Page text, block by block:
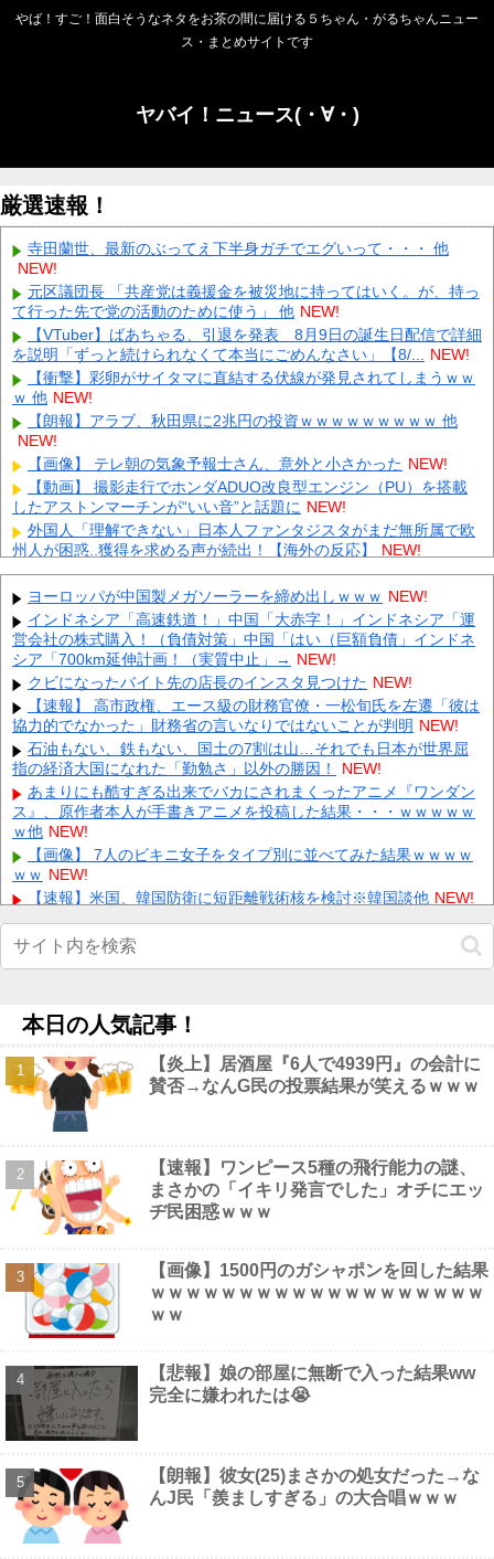
やば！すご！面白そうなネタをお茶の間に届ける５ちゃん・がるちゃんニュー
ス・まとめサイトです
ヤバイ！ニュース(・∀・)
厳選速報！
寺田蘭世、最新のぶってえ下半身ガチでエグいって・・・ 他
NEW!
元区議団長 「共産党は義援金を被災地に持ってはいく。が、持っ
て行った先で党の活動のために使う」 他 NEW!
【VTuber】ばあちゃる、引退を発表 8月9日の誕生日配信で詳細
を説明「ずっと続けられなくて本当にごめんなさい」【8/... NEW!
【衝撃】彩卵がサイタマに直結する伏線が発見されてしまうｗｗ
ｗ 他 NEW!
【朗報】アラブ、秋田県に2兆円の投資ｗｗｗｗｗｗｗｗｗ 他
NEW!
【画像】 テレ朝の気象予報士さん、意外と小さかった NEW!
【動画】 撮影走行でホンダADUO改良型エンジン（PU）を搭載
したアストンマーチンが“いい音”と話題に NEW!
外国人「理解できない」日本人ファンタジスタがまだ無所属で欧
州人が困惑..獲得を求める声が続出！【海外の反応】
NEW!
【にじさんじ】 ルイス「ドパガキの時代は終わり！セロトニン優
位のセロガキなるわよ！ンンンきんもちいい〜〜！！ドパドパド
パ... NEW!
【ホロライブ】 ねねち概要欄、小学生並みの感想で草
NEW!
【放送事故】 昔のドラマのレ◯プシーン、今見るとアウトすぎ
る・・・ NEW!
エネ夫に離婚を突きつけたら私の職場(法律事務所)に乗り込んで
きた 堂々と「離婚の法律相談です。母の薦めでこちらに参りま
し... NEW!
年収1500万の父が退職。父「退職金も渡したよな？」母「貯金な
んてないよー」父「全部なくなったの！？」→予想外の返事に
家... NEW!
嫁と子作り中なんだけどこうなるｗｗｗ
【速報】 『有吉の夏休み』、とんでもない発表をしてしま
う！！！！！
Powered by livedoor 相互RSS
ヨーロッパが中国製メガソーラーを締め出しｗｗｗ NEW!
インドネシア「高速鉄道！」中国「大赤字！」インドネシア「運
営会社の株式購入！（負債対策」中国「はい（巨額負債」インドネ
シア「700km延伸計画！（実質中止」→ NEW!
クビになったバイト先の店長のインスタ見つけた NEW!
【速報】 高市政権、エース級の財務官僚・一松旬氏を左遷「彼は
協力的でなかった」財務省の言いなりではないことが判明 NEW!
石油もない、鉄もない、国土の7割は山…それでも日本が世界屈
指の経済大国になれた「勤勉さ」以外の勝因！
NEW!
あまりにも酷すぎる出来でバカにされまくったアニメ『ワンダン
ス』、原作者本人が手書きアニメを投稿した結果・・・ｗｗｗｗｗ
ｗ他 NEW!
【画像】 7人のビキニ女子をタイプ別に並べてみた結果ｗｗｗｗ
ｗｗ NEW!
【速報】米国、韓国防衛に短距離戦術核を検討※韓国談他 NEW!
【画像】 こんなだらしない体型の女子が好きなやついる？ NEW!
【画像】アイドルにしか見えないセクシー女優さんが話題になる
ｗｗｗｗｗｗ他 NEW!
大日本帝国陸軍「侵攻できたとして、食糧どうすんだよ」大本営
「現地調達」陸軍「え？」他 NEW!
高市首相への賛同コメントの多さに苛立つ左派、これは不正工作
に違いない！と確信してしまった結果……他 NEW!
【画像】 女優・夏菜、ロンハーで無防備パ○チラ
ｗｗｗ NEW!
Powered by livedoor 相互RSS
本日の人気記事！
【炎上】居酒屋『6人で4939円』の会計に
賛否→なんG民の投票結果が笑えるｗｗｗ
【速報】ワンピース5種の飛行能力の謎、
まさかの「イキリ発言でした」オチにエッ
ヂ民困惑ｗｗｗ
【画像】1500円のガシャポンを回した結果
ｗｗｗｗｗｗｗｗｗｗｗｗｗｗｗｗｗｗｗ
ｗｗ
【悲報】娘の部屋に無断で入った結果ww
完全に嫌われたは😭
【朗報】彼女(25)まさかの処女だった→な
んJ民「羨ましすぎる」の大合唱ｗｗｗ